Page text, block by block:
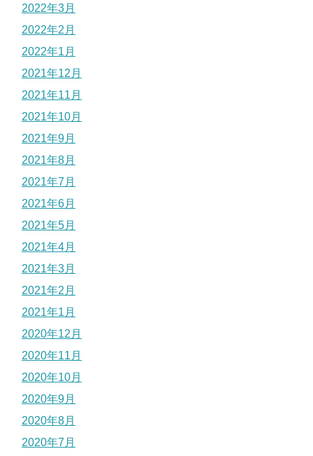
2022年3月
2022年2月
2022年1月
2021年12月
2021年11月
2021年10月
2021年9月
2021年8月
2021年7月
2021年6月
2021年5月
2021年4月
2021年3月
2021年2月
2021年1月
2020年12月
2020年11月
2020年10月
2020年9月
2020年8月
2020年7月